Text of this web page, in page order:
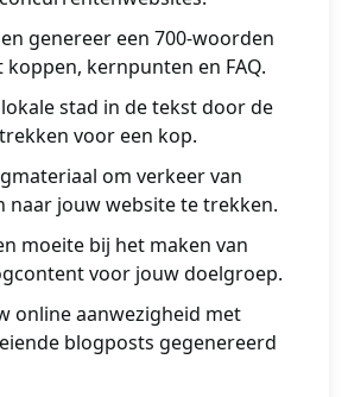
genereer een 700-woorden
kernpunten en FAQ.
stad in de tekst door de
voor een kop.
om verkeer van
naar jouw website te trekken.
moeite bij het maken van
voor jouw doelgroep.
online aanwezigheid met
blogposts gegenereerd